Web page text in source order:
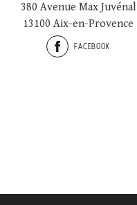
380 Avenue Max Juvénal
13100 Aix-en-Provence
FACEBOOK